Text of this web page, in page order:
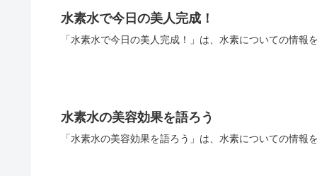
水素水で今日の美人完成！
「水素水で今日の美人完成！」は、水素についての情
水素水の美容効果を語ろう
「水素水の美容効果を語ろう」は、水素についての情